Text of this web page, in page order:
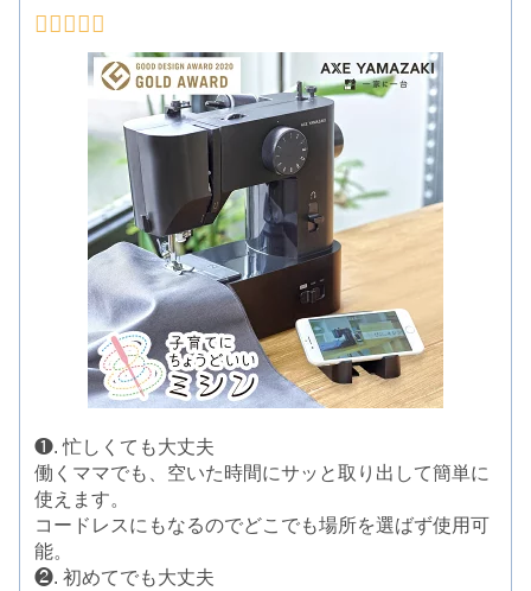
❶. 忙しくても大丈夫
働くママでも、空いた時間にサッと取り出して簡単に
使えます。
コードレスにもなるのでどこでも場所を選ばず使用可
能。
❷. 初めてでも大丈夫